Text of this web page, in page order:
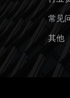
常见
其他